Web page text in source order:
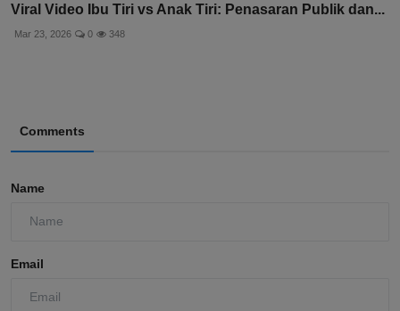
Viral Video Ibu Tiri vs Anak Tiri: Penasaran Publik dan...
Mar 23, 2026 0 348
Comments
Name
Email